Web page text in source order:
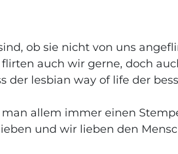
ob sie nicht von uns
auch wir gerne, doch
der lesbian way of life der
allem immer einen
und wir lieben den